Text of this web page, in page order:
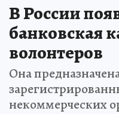
В России
банковская
волонтеров
Она
некоммерческих